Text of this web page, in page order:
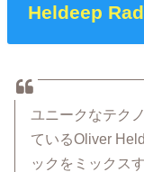
Heldeep
ユニークなテク
ているOliver
ックをミックス